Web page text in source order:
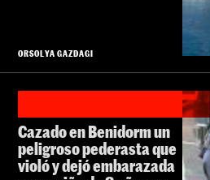
ORSOLYA GAZDAGI
Cazado en Benidorm un
peligroso pederasta que
violó y dejó embarazada